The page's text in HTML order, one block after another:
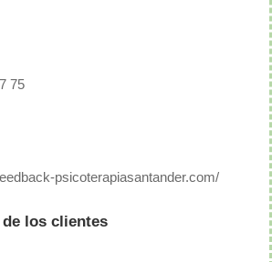
75
psicoterapiasantander.com/
los clientes